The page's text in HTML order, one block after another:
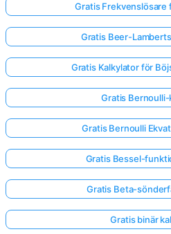
Gratis Frekvenslösare
Gratis Beer-
Gratis Kalkylator för
Gratis
Gratis Bernoulli
Gratis Bessel-
Gratis Beta-
Gratis binär